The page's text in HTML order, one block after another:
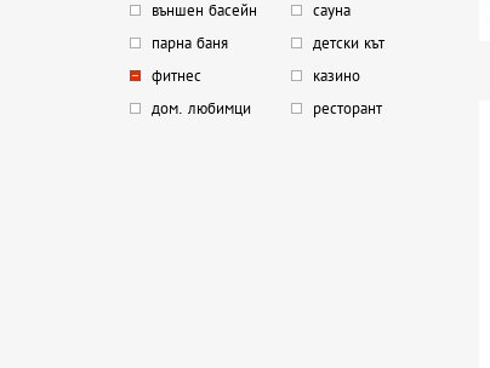
външен басейн
сауна
парна баня
детски кът
фитнес
казино
дом. любимци
ресторант